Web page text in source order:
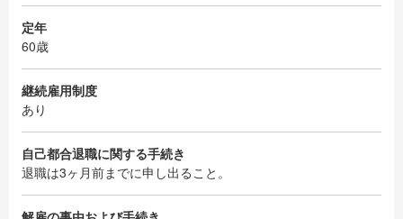
定年
60歳
継続雇用制度
あり
自己都合退職に関する手続き
退職は3ヶ月前までに申し出ること。